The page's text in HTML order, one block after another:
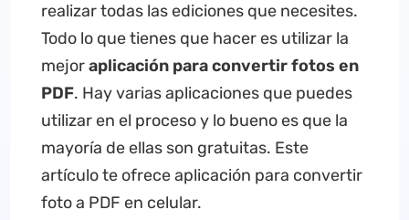
realizar todas las ediciones que necesites.
Todo lo que tienes que hacer es utilizar la
mejoraplicación para convertir fotos en
PDF. Hay varias aplicaciones que puedes
utilizar en el proceso y lo bueno es que la
mayoría de ellas son gratuitas. Este
artículo te ofrece aplicación para convertir
foto a PDF en celular.